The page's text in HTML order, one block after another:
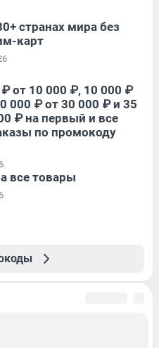
странах мира без
карт
от 10 000 ₽, 10 000 ₽
000 ₽ от 30 000 ₽ и 35
₽ на первый и все
по промокоду
все товары